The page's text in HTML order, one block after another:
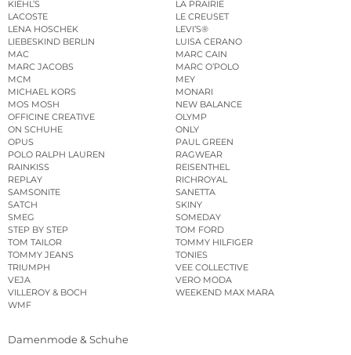
KIEHL’S
LA PRAIRIE
LACOSTE
LE CREUSET
LENA HOSCHEK
LEVI’S®
LIEBESKIND BERLIN
LUISA CERANO
MAC
MARC CAIN
MARC JACOBS
MARC O’POLO
MCM
MEY
MICHAEL KORS
MONARI
MOS MOSH
NEW BALANCE
OFFICINE CREATIVE
OLYMP
ON SCHUHE
ONLY
OPUS
PAUL GREEN
POLO RALPH LAUREN
RAGWEAR
RAINKISS
REISENTHEL
REPLAY
RICHROYAL
SAMSONITE
SANETTA
SATCH
SKINY
SMEG
SOMEDAY
STEP BY STEP
TOM FORD
TOM TAILOR
TOMMY HILFIGER
TOMMY JEANS
TONIES
TRIUMPH
VEE COLLECTIVE
VEJA
VERO MODA
VILLEROY & BOCH
WEEKEND MAX MARA
WMF
Damenmode & Schuhe